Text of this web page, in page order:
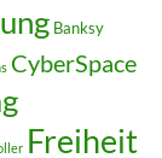
Banksy
CyberSpace
Freiheit